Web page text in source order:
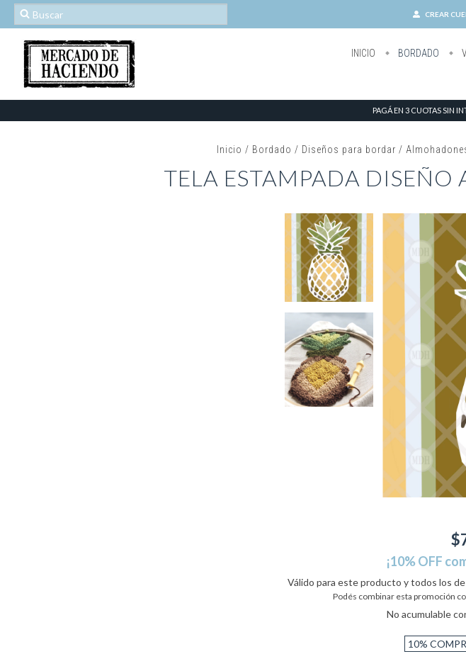
CREAR
INICIO BORDADO
PAGÁ EN 3 CUOTAS SIN
Inicio / Bordado / Diseños para bordar /
TELA ESTAMPADA
¡10% OFF
Válido para este producto y todos los
Podés combinar esta promoción
No acumulable
10%